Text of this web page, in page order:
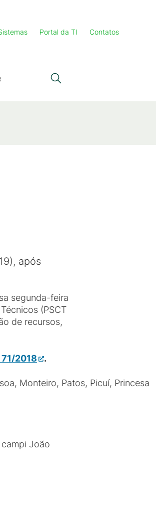
Portal da TI Contatos
após
segunda-feira
(PSCT
de recursos,
2018 .
Monteiro, Patos, Picuí, Princesa
João